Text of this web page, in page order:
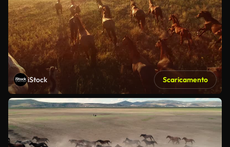
iStock Scaricamento